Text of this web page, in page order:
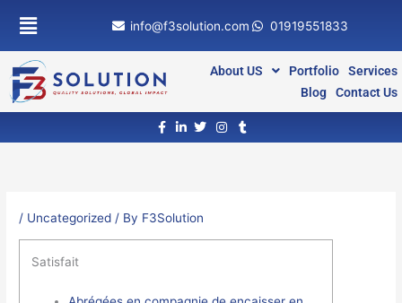
content
info@f3solution.com 01919551833
About US Portfolio
Services
Blog
Contact Us
/ Uncategorized / By F3Solution
Satisfait